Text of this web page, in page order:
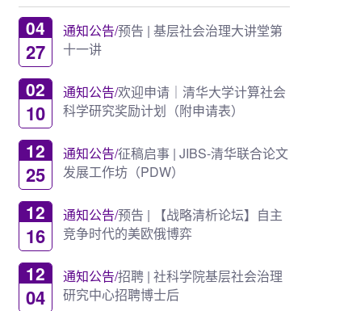
04
27
通知公告/预告 | 基层社会治理大讲堂第
十一讲
02
10
通知公告/欢迎申请｜清华大学计算社会
科学研究奖励计划（附申请表）
12
25
通知公告/征稿启事 | JIBS-清华联合论文
发展工作坊（PDW）
12
16
通知公告/预告 | 【战略清析论坛】自主
竞争时代的美欧俄博弈
12
04
通知公告/招聘 | 社科学院基层社会治理
研究中心招聘博士后